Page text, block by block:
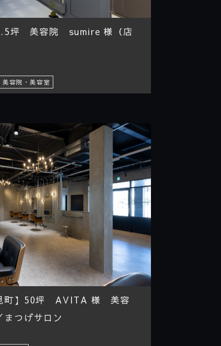
坪 美容院 sumire 様（店
美容院・美容室
町】50坪 AVITA 様 美容
つげサロン